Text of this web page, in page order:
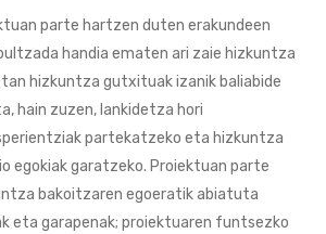
parte hartzen duten erakundeen
handia ematen ari zaie hizkuntza
hizkuntza gutxituak izanik baliabide
hain zuzen, lankidetza hori
partekatzeko eta hizkuntza
egokiak garatzeko. Proiektuan parte
bakoitzaren egoeratik abiatuta
eta garapenak; proiektuaren funtsezko